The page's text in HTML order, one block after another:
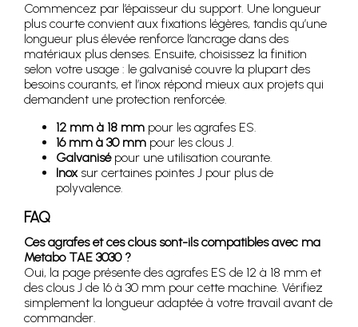
Commencez par l’épaisseur du support. Une longueur
plus courte convient aux fixations légères, tandis qu’une
longueur plus élevée renforce l’ancrage dans des
matériaux plus denses. Ensuite, choisissez la finition
selon votre usage : le galvanisé couvre la plupart des
besoins courants, et l’inox répond mieux aux projets qui
demandent une protection renforcée.
12 mm à 18 mm pour les agrafes ES.
16 mm à 30 mm pour les clous J.
Galvanisépour une utilisation courante.
Inoxsur certaines pointes J pour plus de
polyvalence.
FAQ
Ces agrafes et ces clous sont-ils compatibles avec ma
Metabo TAE 3030 ?
Oui, la page présente des agrafes ES de 12 à 18 mm et
des clous J de 16 à 30 mm pour cette machine. Vérifiez
simplement la longueur adaptée à votre travail avant de
commander.